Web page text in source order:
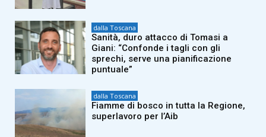
dalla Toscana
Sanità, duro attacco di Tomasi a
Giani: “Confonde i tagli con gli
sprechi, serve una pianificazione
puntuale”
dalla Toscana
Fiamme di bosco in tutta la Regione,
superlavoro per l’Aib